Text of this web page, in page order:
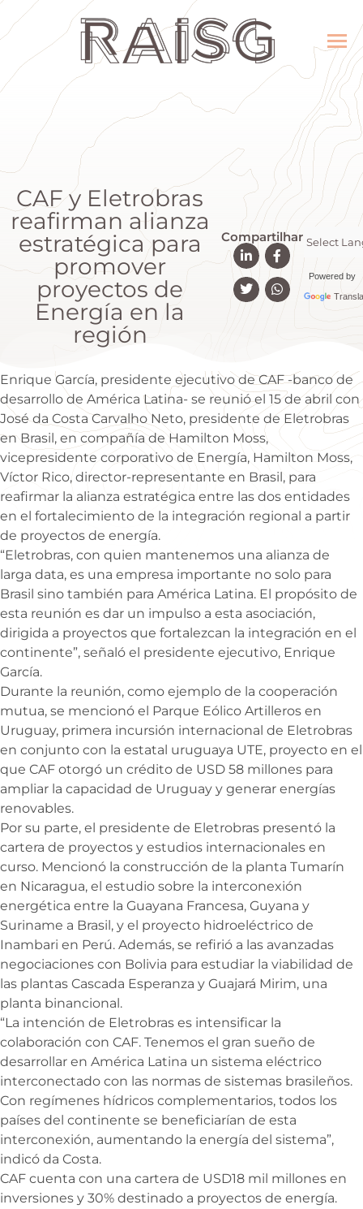
CAF y Eletrobras
reafirman alianza
estratégica para
promover
proyectos de
Energía en la
región
Compartilhar
Powered by
Enrique García, presidente ejecutivo de CAF -banco de
desarrollo de América Latina- se reunió el 15 de abril con
José da Costa Carvalho Neto, presidente de Eletrobras
en Brasil, en compañía de Hamilton Moss,
vicepresidente corporativo de Energía, Hamilton Moss,
Víctor Rico, director-representante en Brasil, para
reafirmar la alianza estratégica entre las dos entidades
en el fortalecimiento de la integración regional a partir
de proyectos de energía.
“Eletrobras, con quien mantenemos una alianza de
larga data, es una empresa importante no solo para
Brasil sino también para América Latina. El propósito de
esta reunión es dar un impulso a esta asociación,
dirigida a proyectos que fortalezcan la integración en el
continente”, señaló el presidente ejecutivo, Enrique
García.
Durante la reunión, como ejemplo de la cooperación
mutua, se mencionó el Parque Eólico Artilleros en
Uruguay, primera incursión internacional de Eletrobras
en conjunto con la estatal uruguaya UTE, proyecto en el
que CAF otorgó un crédito de USD 58 millones para
ampliar la capacidad de Uruguay y generar energías
renovables.
Por su parte, el presidente de Eletrobras presentó la
cartera de proyectos y estudios internacionales en
curso. Mencionó la construcción de la planta Tumarín
en Nicaragua, el estudio sobre la interconexión
energética entre la Guayana Francesa, Guyana y
Suriname a Brasil, y el proyecto hidroeléctrico de
Inambari en Perú. Además, se refirió a las avanzadas
negociaciones con Bolivia para estudiar la viabilidad de
las plantas Cascada Esperanza y Guajará Mirim, una
planta binancional.
“La intención de Eletrobras es intensificar la
colaboración con CAF. Tenemos el gran sueño de
desarrollar en América Latina un sistema eléctrico
interconectado con las normas de sistemas brasileños.
Con regímenes hídricos complementarios, todos los
países del continente se beneficiarían de esta
interconexión, aumentando la energía del sistema”,
indicó da Costa.
CAF cuenta con una cartera de USD18 mil millones en
inversiones y 30% destinado a proyectos de energía.